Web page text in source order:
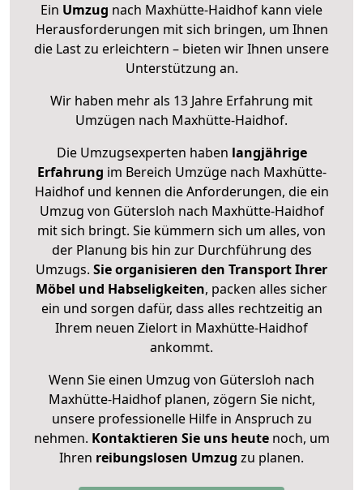
Ein Umzug nach Maxhütte-Haidhof kann viele
Herausforderungen mit sich bringen, um Ihnen
die Last zu erleichtern – bieten wir Ihnen unsere
Unterstützung an.
Wir haben mehr als 13 Jahre Erfahrung mit
Umzügen nach Maxhütte-Haidhof.
Die Umzugsexperten haben langjährige
Erfahrung im Bereich Umzüge nach Maxhütte-
Haidhof und kennen die Anforderungen, die ein
Umzug von Gütersloh nach Maxhütte-Haidhof
mit sich bringt. Sie kümmern sich um alles, von
der Planung bis hin zur Durchführung des
Umzugs. Sie organisieren den Transport Ihrer
Möbel und Habseligkeiten, packen alles sicher
ein und sorgen dafür, dass alles rechtzeitig an
Ihrem neuen Zielort in Maxhütte-Haidhof
ankommt.
Wenn Sie einen Umzug von Gütersloh nach
Maxhütte-Haidhof planen, zögern Sie nicht,
unsere professionelle Hilfe in Anspruch zu
nehmen. Kontaktieren Sie uns heutenoch, um
Ihren reibungslosen Umzug zu planen.